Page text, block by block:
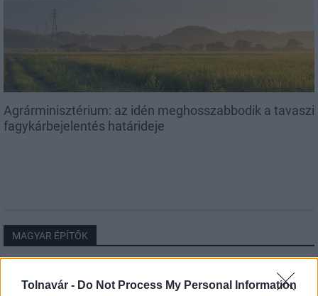
Tolnavár - Do Not Process My Personal Information
Agrárminisztérium: az idén meghosszabbodik a tavaszi
fagykárbejelentés határideje
MAGYAR ÉPÍTŐK